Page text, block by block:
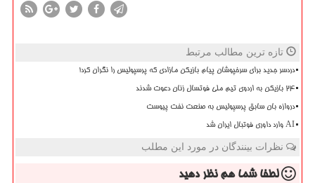
تازه ترین مطالب مرتبط
دردسر جدید برای سرخپوشان پیام بازیکن مازادی که پرسپولیس را نگران کرد!
۲۴ بازیکن به اردوی تیم ملی فوتسال زنان دعوت شدند
دروازه بان سابق پرسپولیس به صنعت نفت پیوست
AI وارد داوری فوتبال ایران شد
نظرات بینندگان در مورد این مطلب
لطفا شما همنظر دهید